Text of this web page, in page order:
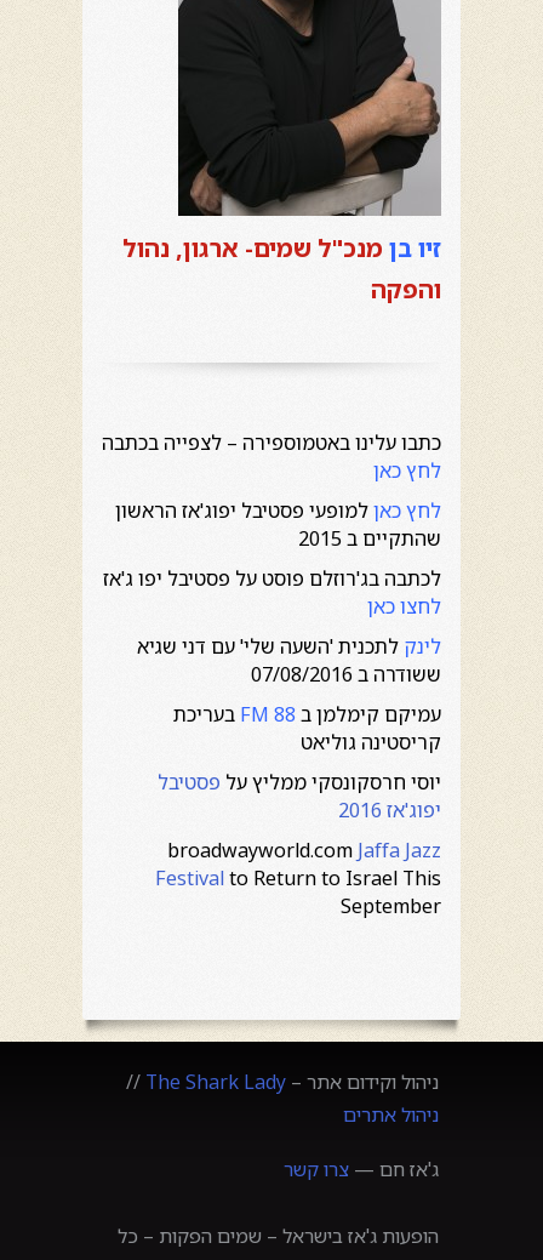
זיו בן מנכ"ל שמים- ארגון, נהול
והפקה
כתבו עלינו באטמוספירה – לצפייה בכתבה
לחץ כאן
לחץ כאןלמופעי פסטיבל יפוג'אז הראשון
שהתקיים ב 2015
לכתבה בג'רוזלם פוסט על פסטיבל יפו ג'אז
לחצו כאן
לינק לתכנית 'השעה שלי' עם דני שגיא
ששודרה ב 07/08/2016
עמיקם קימלמן בFM 88 בעריכת
קריסטינה גוליאט
יוסי חרסקונסקי ממליץ על פסטיבל
יפוג'אז 2016
broadwayworld.com Jaffa Jazz
Festivalto Return to Israel This
September
ניהול וקידום אתר – The Shark Lady
//
ניהול אתרים
ג'אז חם — צרו קשר
הופעות ג'אז בישראל – שמים הפקות – כל